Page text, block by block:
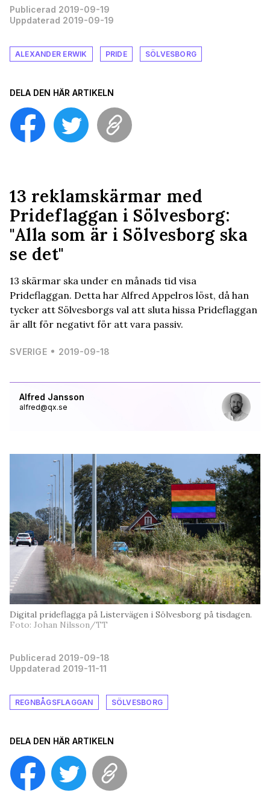
Publicerad 2019-09-19
Uppdaterad 2019-09-19
ALEXANDER ERWIK PRIDE SÖLVESBORG
DELA DEN HÄR ARTIKELN
Alfred Jansson
alfred@qx.se
13 reklamskärmar med
Prideflaggan i Sölvesborg:
"Alla som är i Sölvesborg ska
se det"
13 skärmar ska under en månads tid visa
Prideflaggan. Detta har Alfred Appelros löst, då han
tycker att Sölvesborgs val att sluta hissa Prideflaggan
är allt för negativt för att vara passiv.
SVERIGE 2019-09-18
Digital prideflagga på Listervägen i Sölvesborg på tisdagen.
Foto: Johan Nilsson/TT
Publicerad 2019-09-18
Uppdaterad 2019-11-11
REGNBÅGSFLAGGAN SÖLVESBORG
DELA DEN HÄR ARTIKELN